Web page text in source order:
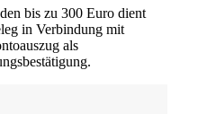
bis zu 300 Euro dient
in Verbindung mit
als